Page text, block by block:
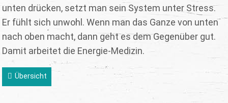
unten drücken, setzt man sein System unter Stress.
Er fühlt sich unwohl. Wenn man das Ganze von unten
nach oben macht, dann geht es dem Gegenüber gut.
Damit arbeitet die Energie-Medizin.
Übersicht